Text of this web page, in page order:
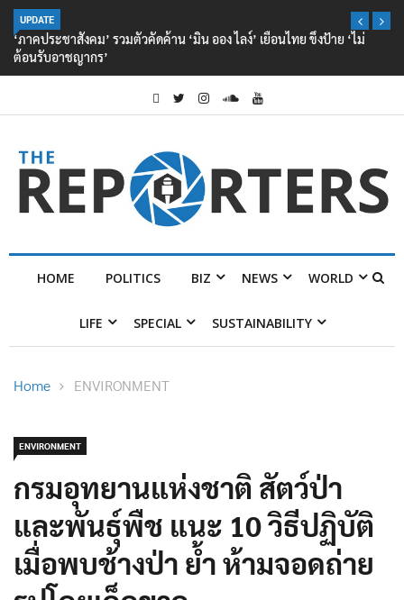
UPDATE
‘ภาคประชาสังคม’ รวมตัวคัดค้าน ‘มิน ออง ไลง์’ เยือนไทย ขึงป้าย ‘ไม่
ต้อนรับอาชญากร’
HOME POLITICS BIZ NEWS WORLD
LIFE SPECIAL SUSTAINABILITY
Home ENVIRONMENT
ENVIRONMENT
กรมอุทยานแห่งชาติ สัตว์ป่า
และพันธุ์พืช แนะ 10 วิธีปฏิบัติ
เมื่อพบช้างป่า ย้ำ ห้ามจอดถ่าย